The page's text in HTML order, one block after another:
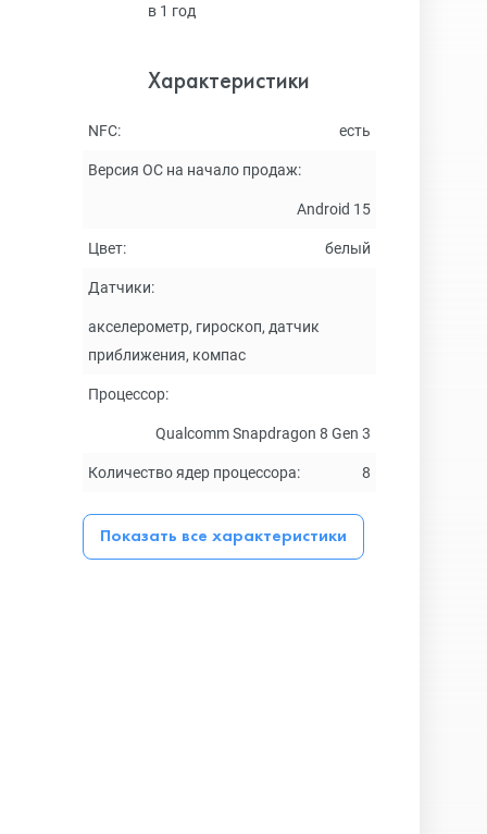
в 1 год
Характеристики
NFC: есть
Версия ОС на начало продаж:
Android 15
Цвет: белый
Датчики:
акселерометр, гироскоп, датчик
приближения, компас
Процессор:
Qualcomm Snapdragon 8 Gen 3
Количество ядер процессора: 8
Показать все характеристики